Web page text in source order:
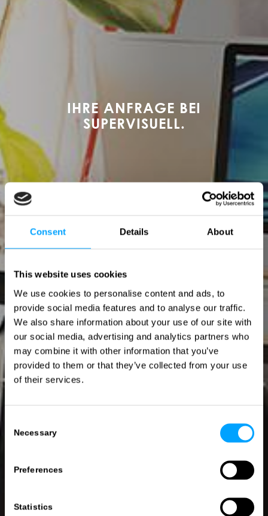
Consent Details About
This website uses cookies
We use cookies to personalise content and ads, to
provide social media features and to analyse our traffic.
We also share information about your use of our site with
our social media, advertising and analytics partners who
may combine it with other information that you’ve
provided to them or that they’ve collected from your use
of their services.
Selection
Necessary
Preferences
Statistics
IHRE ANFRAGE BEI
SUPERVISUELL.